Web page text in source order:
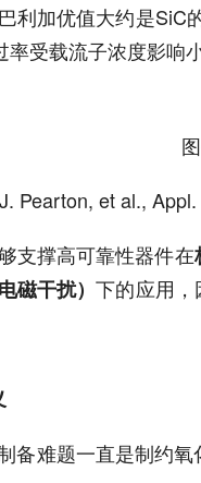
利加优值大约是SiC
受载流子浓度影响
J. Pearton, et al.,
支撑高可靠性器件在
磁干扰）下的应用，
备难题一直是制约